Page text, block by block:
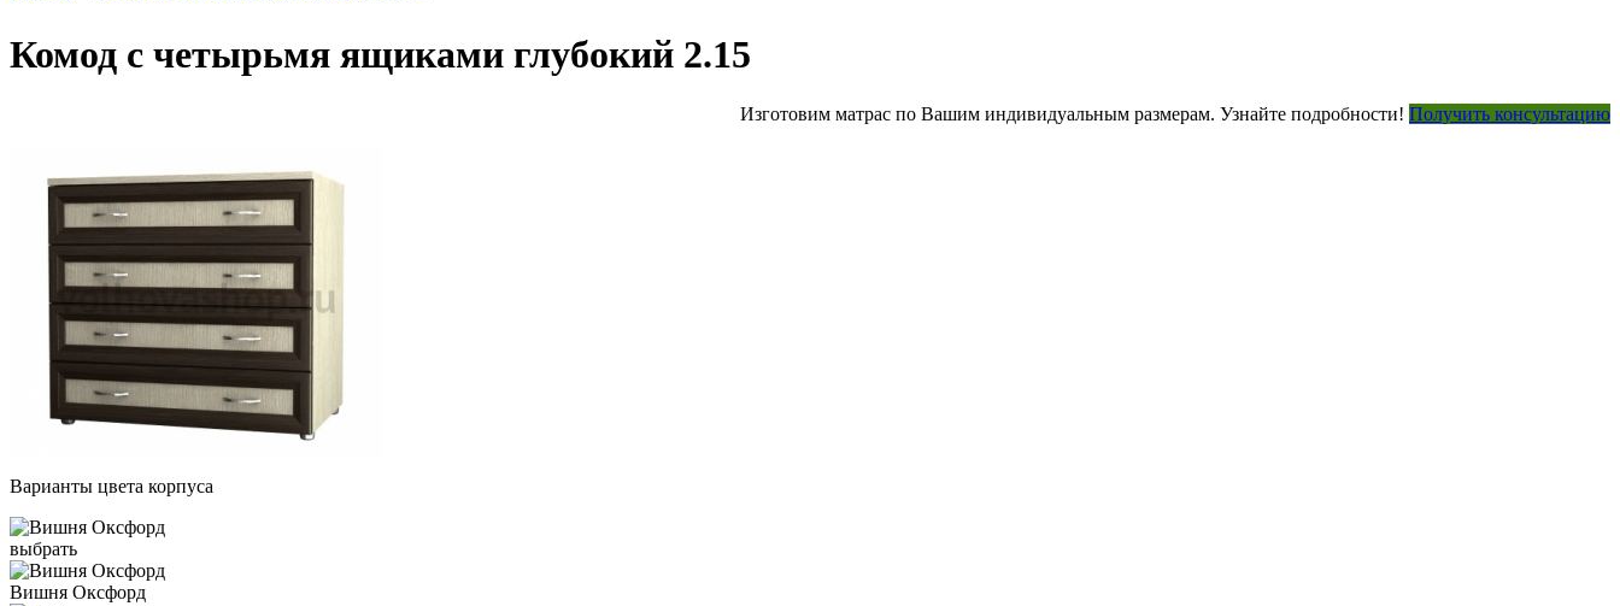
Комод с четырьмя ящиками глубокий 2.15
Изготовим матрас по Вашим индивидуальным размерам. Узнайте подробности! Получить консультацию
Варианты цвета корпуса
выбрать
Вишня Оксфорд